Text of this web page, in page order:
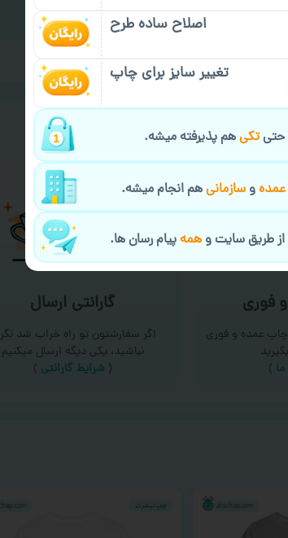
خیالت راحت از سفارش گیری
فوری
عمده و فوری
)
گارانتی ارسال
اگر سفارشتون تو راه خراب شد
نباشید، یکی دیگه ارسال میکنیم
( شرایط گارانتی )
اصلاح ساده طرح
تغییر سایز برای چاپ
حتیتکیهم پذیرفته میشه.
عمدهوسازمانیهم انجام میشه.
طریق سایت وهمهپیام رسان ها.